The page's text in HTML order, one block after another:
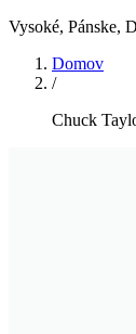
Vysoké, Pánske,
Domov
/
Chuck